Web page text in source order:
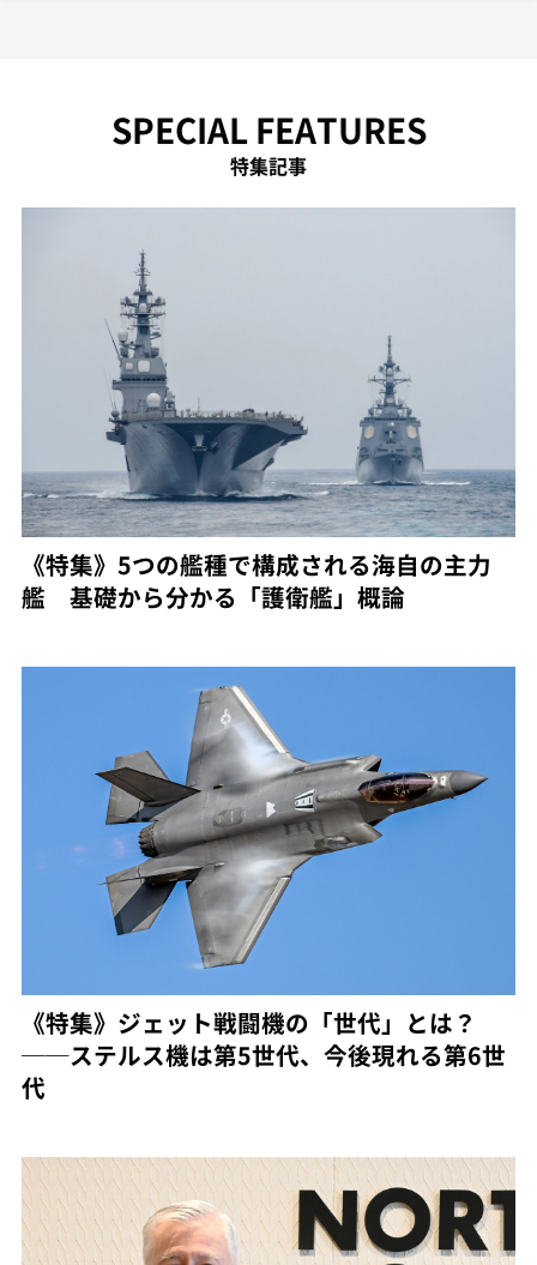
SPECIAL FEATURES
特集記事
《特集》5つの艦種で構成される海自の主力
艦 基礎から分かる「護衛艦」概論
《特集》ジェット戦闘機の「世代」とは？
──ステルス機は第5世代、今後現れる第6世
代